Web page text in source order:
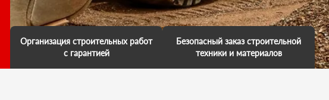
Организация строительных работ
с гарантией
Мы даем гарантию на
Безопасный заказ строительной
техники и материалов
Мы обещаем, что к вам приедет